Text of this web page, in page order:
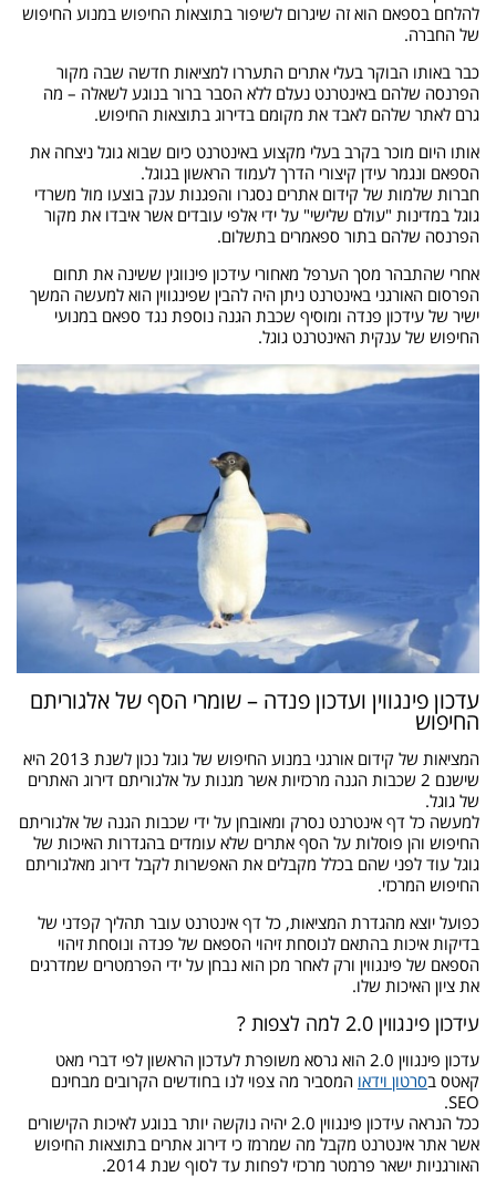
להלחם בספאם הוא זה שיגרום לשיפור בתוצאות החיפוש במנוע החיפוש
של החברה.
כבר באותו הבוקר בעלי אתרים התעררו למציאות חדשה שבה מקור
הפרנסה שלהם באינטרנט נעלם ללא הסבר ברור בנוגע לשאלה – מה
גרם לאתר שלהם לאבד את מקומם בדירוג בתוצאות החיפוש.
אותו היום מוכר בקרב בעלי מקצוע באינטרנט כיום שבוא גוגל ניצחה את
הספאם ונגמר עידן קיצורי הדרך לעמוד הראשון בגוגל.
חברות שלמות של קידום אתרים נסגרו והפגנות ענק בוצעו מול משרדי
גוגל במדינות "עולם שלישי" על ידי אלפי עובדים אשר איבדו את מקור
הפרנסה שלהם בתור ספאמרים בתשלום.
אחרי שהתבהר מסך הערפל מאחורי עידכון פינווגין ששינה את תחום
הפרסום האורגני באינטרנט ניתן היה להבין שפינגווין הוא למעשה המשך
ישיר של עידכון פנדה ומוסיף שכבת הגנה נוספת נגד ספאם במנועי
החיפוש של ענקית האינטרנט גוגל.
עדכון פינגווין ועדכון פנדה – שומרי הסף של אלגוריתם
החיפוש
המציאות של קידום אורגני במנוע החיפוש של גוגל נכון לשנת 2013 היא
שישנם 2 שכבות הגנה מרכזיות אשר מגנות על אלגוריתם דירוג האתרים
של גוגל.
למעשה כל דף אינטרנט נסרק ומאובחן על ידי שכבות הגנה של אלגוריתם
החיפוש והן פוסלות על הסף אתרים שלא עומדים בהגדרות האיכות של
גוגל עוד לפני שהם בכלל מקבלים את האפשרות לקבל דירוג מאלגוריתם
החיפוש המרכזי.
כפועל יוצא מהגדרת המציאות, כל דף אינטרנט עובר תהליך קפדני של
בדיקות איכות בהתאם לנוסחת זיהוי הספאם של פנדה ונוסחת זיהוי
הספאם של פינגווין ורק לאחר מכן הוא נבחן על ידי הפרמטרים שמדרגים
את ציון האיכות שלו.
עידכון פינגווין 2.0 למה לצפות ?
עדכון פינגווין 2.0 הוא גרסא משופרת לעדכון הראשון לפי דברי מאט
קאטס בסרטון וידאו המסביר מה צפוי לנו בחודשים הקרובים מבחינם
SEO.
ככל הנראה עידכון פינגווין 2.0 יהיה נוקשה יותר בנוגע לאיכות הקישורים
אשר אתר אינטרנט מקבל מה שמרמז כי דירוג אתרים בתוצאות החיפוש
האורגניות ישאר פרמטר מרכזי לפחות עד לסוף שנת 2014.